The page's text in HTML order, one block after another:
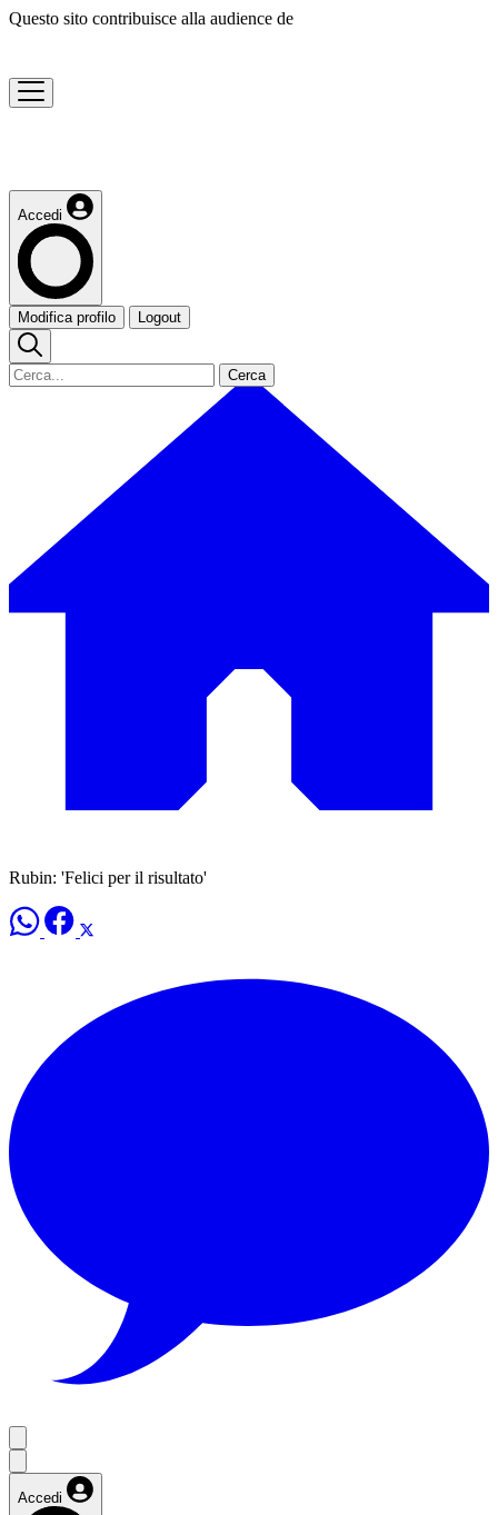
Questo sito contribuisce alla audience de
Accedi
Modifica profilo Logout
Cerca
Rubin: 'Felici per il risultato'
Accedi